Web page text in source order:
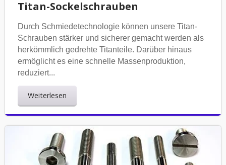
Titan-Sockelschrauben
Durch Schmiedetechnologie können unsere Titan-
Schrauben stärker und sicherer gemacht werden als
herkömmlich gedrehte Titanteile. Darüber hinaus
ermöglicht es eine schnelle Massenproduktion,
reduziert...
Weiterlesen